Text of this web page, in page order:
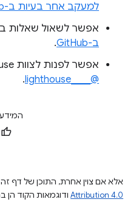
למעקב אחר בעיות ב-GitHub של Lighthouse
אפשר לשאול שאלות ב
ב-GitHub
.
אפשר לפנות לצוות Lighthouse ב-Twitter‏
@____lighthouse
.
אלא אם צוין אחרת, התוכן של דף זה
Attribution 4.0 ודוגמאות הקוד הן